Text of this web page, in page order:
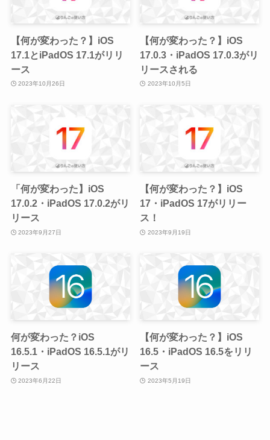
【何が変わった？】iOS
17.1とiPadOS 17.1がリリ
ース
2023年10月26日
【何が変わった？】iOS
17.0.3・iPadOS 17.0.3がリ
リースされる
2023年10月5日
「何が変わった】iOS
17.0.2・iPadOS 17.0.2がリ
リース
2023年9月27日
【何が変わった？】iOS
17・iPadOS 17がリリー
ス！
2023年9月19日
何が変わった？iOS
16.5.1・iPadOS 16.5.1がリ
リース
2023年6月22日
【何が変わった？】iOS
16.5・iPadOS 16.5をリリ
ース
2023年5月19日